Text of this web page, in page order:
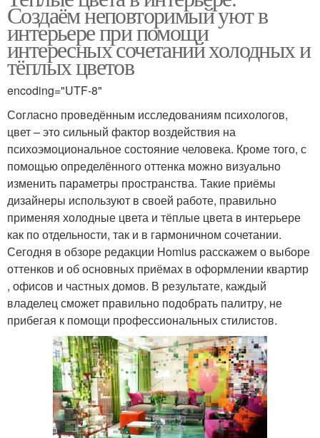
Создаём неповторимый уют в
интерьере при помощи
интересных сочетаний холодных и
тёплых цветов
encoding="UTF-8"
Согласно проведённым исследованиям психологов,
цвет – это сильный фактор воздействия на
психоэмоциональное состояние человека. Кроме того, с
помощью определённого оттенка можно визуально
изменить параметры пространства. Такие приёмы
дизайнеры используют в своей работе, правильно
применяя холодные цвета и тёплые цвета в интерьере
как по отдельности, так и в гармоничном сочетании.
Сегодня в обзоре редакции Homius расскажем о выборе
оттенков и об основных приёмах в оформлении квартир
, офисов и частных домов. В результате, каждый
владелец сможет правильно подобрать палитру, не
прибегая к помощи профессиональных стилистов.